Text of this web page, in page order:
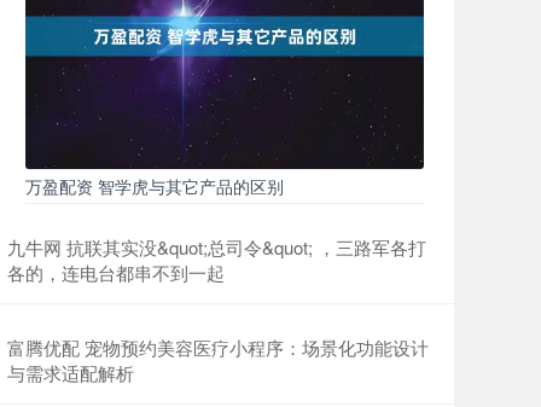
万盈配资 智学虎与其它产品的区别
九牛网 抗联其实没&quot;总司令&quot; ，三路军各打
各的，连电台都串不到一起
富腾优配 宠物预约美容医疗小程序：场景化功能设计
与需求适配解析